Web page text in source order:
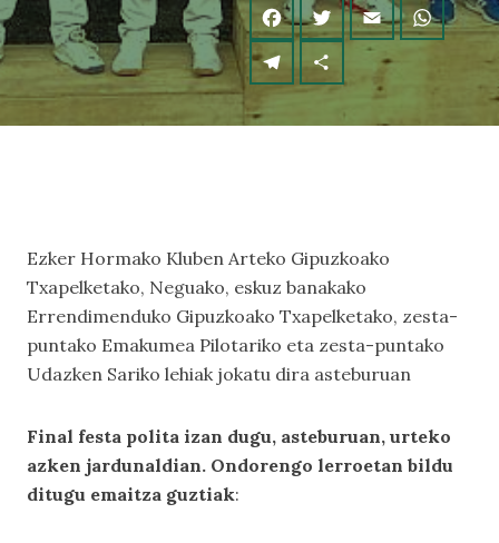
Ezker Hormako Kluben Arteko Gipuzkoako
Txapelketako, Neguako, eskuz banakako
Errendimenduko Gipuzkoako Txapelketako, zesta-
puntako Emakumea Pilotariko eta zesta-puntako
Udazken Sariko lehiak jokatu dira asteburuan
Final festa polita izan dugu, asteburuan, urteko
azken jardunaldian. Ondorengo lerroetan bildu
ditugu emaitza guztiak: